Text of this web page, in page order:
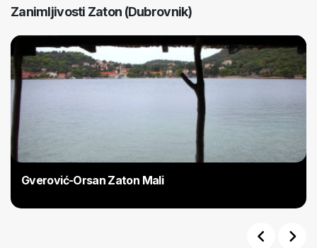
Zanimljivosti Zaton (Dubrovnik)
Gverović-Orsan Zaton Mali